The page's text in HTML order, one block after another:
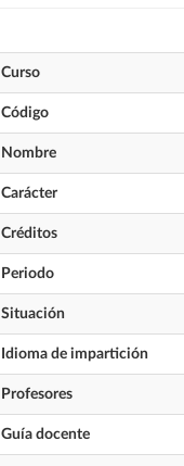
Curso
Código
Nombre
Carácter
Créditos
Periodo
Situación
Idioma de impartición
Profesores
Guía docente